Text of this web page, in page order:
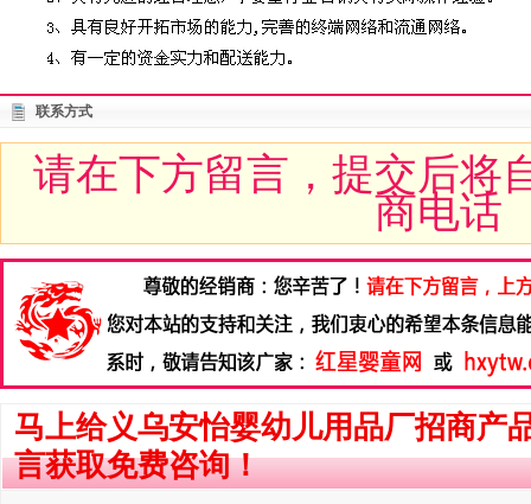
联系方式
请在下方留言，提交后将
商电话
马上给义乌安怡婴幼儿用品厂招商产
言获取免费咨询！